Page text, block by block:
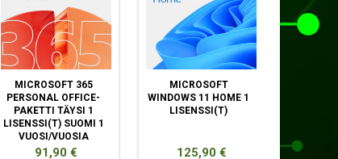
MICROSOFT 365
PERSONAL OFFICE-
PAKETTI TÄYSI 1
LISENSSI(T) SUOMI 1
VUOSI/VUOSIA
Hinta
91,90 €
MICROSOFT
WINDOWS 11 HOME 1
LISENSSI(T)
Hinta
125,90 €